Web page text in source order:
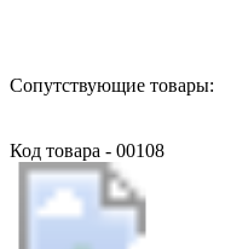
Сопутствующие товары:
Код товара - 00108